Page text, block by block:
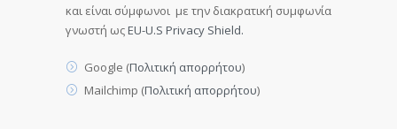
και είναι σύμφωνοι με την διακρατική συμφωνία
γνωστή ωςEU-U.S Privacy Shield.
Google (Πολιτική απορρήτου)
Mailchimp (Πολιτική απορρήτου)